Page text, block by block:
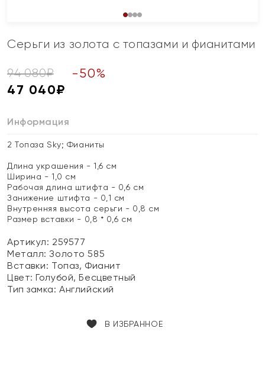
Серьги из золота с топазами и фианитами
94 080₽ -50%
47 040₽
Информация
2 Топаза Sky; Фианиты
Длина украшения - 1,6 см
Ширина - 1,0 см
Рабочая длина штифта - 0,6 см
Занижение штифта - 0,1 см
Внутренняя высота серьги - 0,8 см
Размер вставки - 0,8 * 0,6 см
Артикул: 259577
Металл:Золото 585
Вставки: Топаз, Фианит
Цвет:Голубой, Бесцветный
Тип замка:Английский
В ИЗБРАННОЕ